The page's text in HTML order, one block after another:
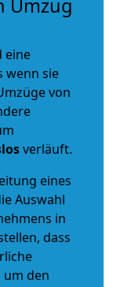
Umzug
eine
wenn sie
von
verläuft.
eines
Auswahl
in
dass
den